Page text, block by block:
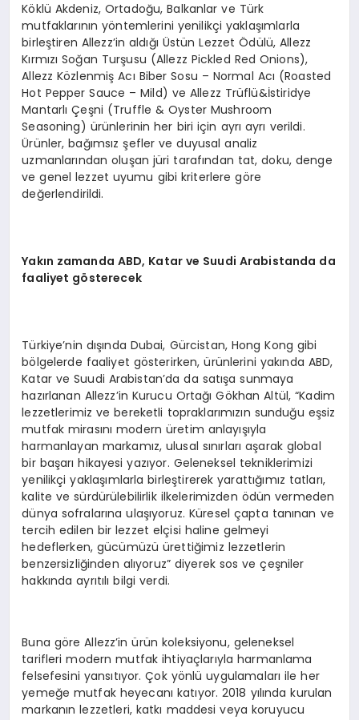
Köklü Akdeniz, Ortadoğu, Balkanlar ve Türk
mutfaklarının yöntemlerini yenilikçi yaklaşımlarla
birleştiren Allezz’in aldığı Üstün Lezzet Ödülü, Allezz
Kırmızı Soğan Turşusu (Allezz Pickled Red Onions),
Allezz Közlenmiş Acı Biber Sosu – Normal Acı (Roasted
Hot Pepper Sauce – Mild) ve Allezz Trüflü&İstiridye
Mantarlı Çeşni (Truffle & Oyster Mushroom
Seasoning) ürünlerinin her biri için ayrı ayrı verildi.
Ürünler, bağımsız şefler ve duyusal analiz
uzmanlarından oluşan jüri tarafından tat, doku, denge
ve genel lezzet uyumu gibi kriterlere göre
değerlendirildi.
Yakın zamanda ABD, Katar ve Suudi Arabistanda da
faaliyet gösterecek
Türkiye’nin dışında Dubai, Gürcistan, Hong Kong gibi
bölgelerde faaliyet gösterirken, ürünlerini yakında ABD,
Katar ve Suudi Arabistan’da da satışa sunmaya
hazırlanan Allezz’in Kurucu Ortağı Gökhan Altül, “Kadim
lezzetlerimiz ve bereketli topraklarımızın sunduğu eşsiz
mutfak mirasını modern üretim anlayışıyla
harmanlayan markamız, ulusal sınırları aşarak global
bir başarı hikayesi yazıyor. Geleneksel tekniklerimizi
yenilikçi yaklaşımlarla birleştirerek yarattığımız tatları,
kalite ve sürdürülebilirlik ilkelerimizden ödün vermeden
dünya sofralarına ulaşıyoruz. Küresel çapta tanınan ve
tercih edilen bir lezzet elçisi haline gelmeyi
hedeflerken, gücümüzü ürettiğimiz lezzetlerin
benzersizliğinden alıyoruz” diyerek sos ve çeşniler
hakkında ayrıtılı bilgi verdi.
Buna göre Allezz’in ürün koleksiyonu, geleneksel
tarifleri modern mutfak ihtiyaçlarıyla harmanlama
felsefesini yansıtıyor. Çok yönlü uygulamaları ile her
yemeğe mutfak heyecanı katıyor. 2018 yılında kurulan
markanın lezzetleri, katkı maddesi veya koruyucu